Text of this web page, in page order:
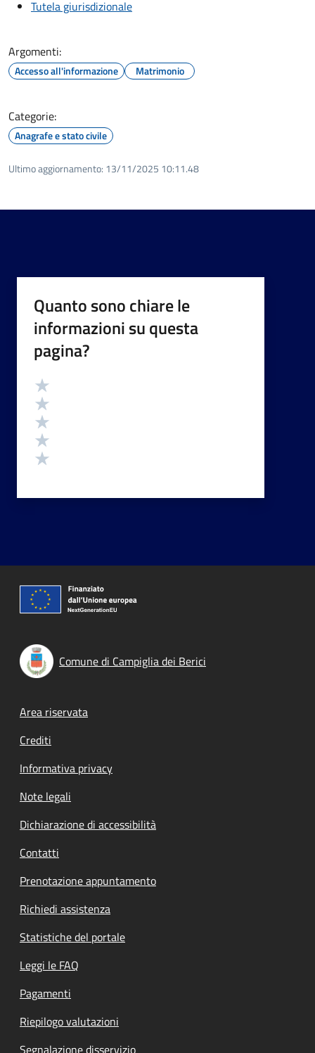
Tutela giurisdizionale
Argomenti:
Accesso all'informazione Matrimonio
Categorie:
Anagrafe e stato civile
Ultimo aggiornamento: 13/11/2025 10:11.48
Quanto sono chiare le
informazioni su questa
pagina?
Valutazione
Comune di Campiglia dei Berici
Footer menu
Area riservata
Crediti
Informativa privacy
Note legali
Dichiarazione di accessibilità
Contatti
Prenotazione appuntamento
Richiedi assistenza
Statistiche del portale
Leggi le FAQ
Pagamenti
Riepilogo valutazioni
Segnalazione disservizio